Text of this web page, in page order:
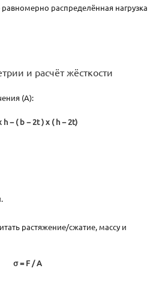
распределённая нагрузка
и расчёт жёсткости
(A):
h − ( b − 2t ) x ( h − 2t)
растяжение/сжатие, массу и
σ = F / A